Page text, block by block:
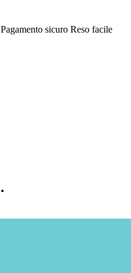
Pagamento sicuro Reso facile